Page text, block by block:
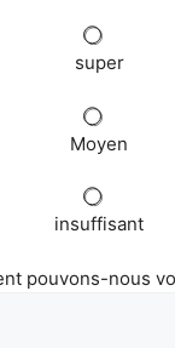
super
Moyen
insuffisant
pouvons-nous